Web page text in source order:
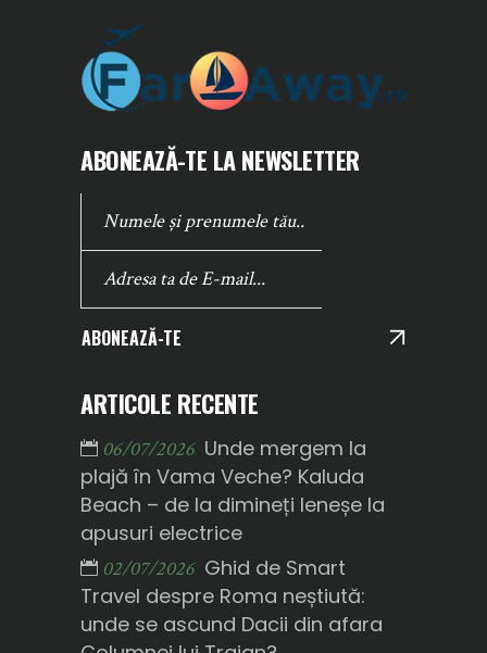
ABONEAZĂ-TE LA NEWSLETTER
ABONEAZĂ-TE
ARTICOLE RECENTE
06/07/2026 Unde mergem la
plajă în Vama Veche? Kaluda
Beach – de la dimineți leneșe la
apusuri electrice
02/07/2026 Ghid de Smart
Travel despre Roma neștiută:
unde se ascund Dacii din afara